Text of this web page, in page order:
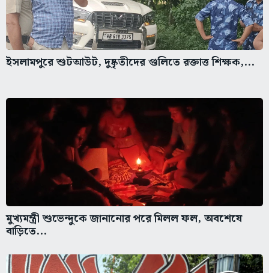
ইসলামপুরে শুটআউট, দুষ্কৃতীদের গুলিতে রক্তাত্ত শিক্ষক,...
মুখ্যমন্ত্রী শুভেন্দুকে জানানোর পরে মিলল ফল, অবশেষে
বাড়িতে...